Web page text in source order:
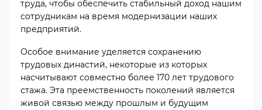
труда, чтобы обеспечить стабильный доход нашим
сотрудникам на время модернизации наших
предприятий.
Особое внимание уделяется сохранению
трудовых династий, некоторые из которых
насчитывают совместно более 170 лет трудового
стажа. Эта преемственность поколений является
живой связью между прошлым и будущим